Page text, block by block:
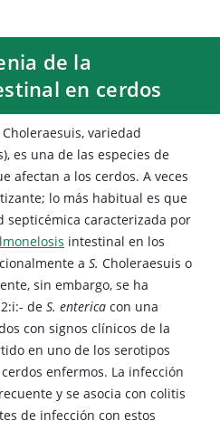
de la
en cerdos
variedad
es una de las especies de
afectan a los cerdos. A veces
lo más habitual es que
septicémica caracterizada por
intestinal en los
a S. Choleraesuis o
sin embargo, se ha
de S. enterica con una
con signos clínicos de la
en uno de los serotipos
enfermos. La infección
y se asocia con colitis
de infección con estos